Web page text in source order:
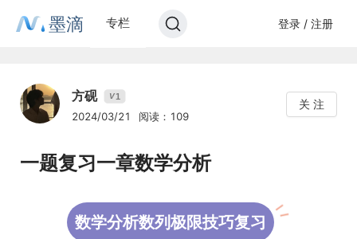
墨滴 专栏 登录 / 注册
方砚 V1
2024/03/21 阅读：109
关 注
一题复习一章数学分析
数学分析数列极限技巧复习